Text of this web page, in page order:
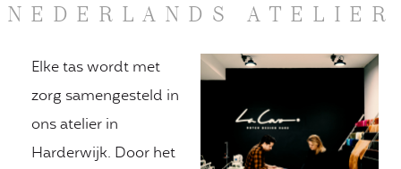
NEDERLANDS ATELIER
Elke tas wordt met
zorg samengesteld in
ons atelier in
Harderwijk. Door het